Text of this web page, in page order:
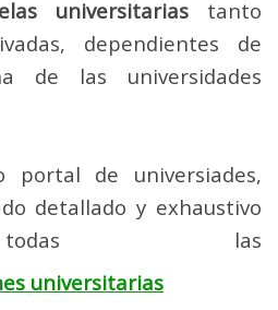
universitarias tanto
dependientes de
de las universidades
portal de universiades,
detallado y exhaustivo
las
universitarias